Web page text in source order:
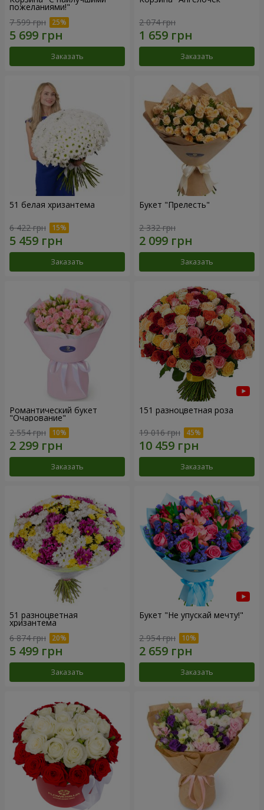
пожеланиями!"
7 599 грн
Заказать
2 074 грн
Заказать
51 белая хризантема
6 422 грн
Заказать
Букет "Прелесть"
2 332 грн
Заказать
Романтический букет
"Очарование"
2 554 грн
Заказать
151 разноцветная роза
19 016 грн
Заказать
51 разноцветная
хризантема
6 874 грн
Заказать
Букет "Не упускай мечту!"
2 954 грн
Заказать